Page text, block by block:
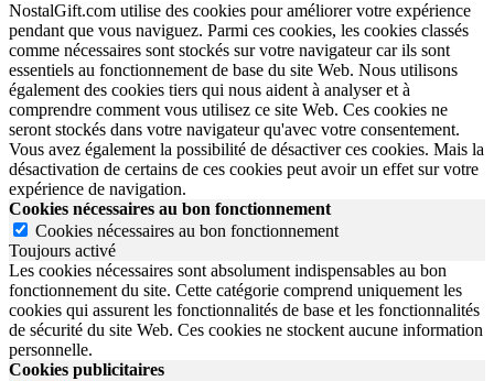
NostalGift.com utilise des cookies pour améliorer votre expérience
pendant que vous naviguez. Parmi ces cookies, les cookies classés
comme nécessaires sont stockés sur votre navigateur car ils sont
essentiels au fonctionnement de base du site Web. Nous utilisons
également des cookies tiers qui nous aident à analyser et à
comprendre comment vous utilisez ce site Web. Ces cookies ne
seront stockés dans votre navigateur qu'avec votre consentement.
Vous avez également la possibilité de désactiver ces cookies. Mais la
désactivation de certains de ces cookies peut avoir un effet sur votre
expérience de navigation.
Cookies nécessaires au bon fonctionnement
Cookies nécessaires au bon fonctionnement
Toujours activé
Les cookies nécessaires sont absolument indispensables au bon
fonctionnement du site. Cette catégorie comprend uniquement les
cookies qui assurent les fonctionnalités de base et les fonctionnalités
de sécurité du site Web. Ces cookies ne stockent aucune information
personnelle.
Cookies publicitaires